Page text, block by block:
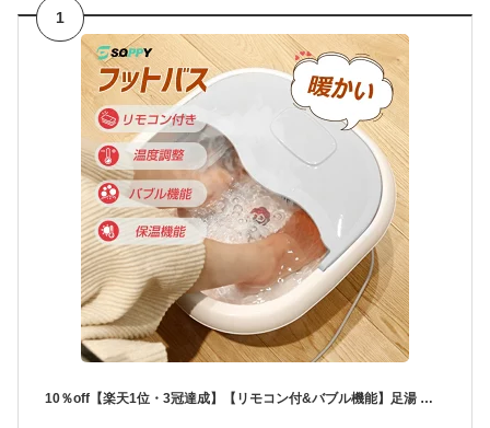
1
10％off【楽天1位・3冠達成】【リモコン付&バブル機能】足湯 フットバス 折りたたみ 定温加熱 温度調節 保温 遠赤外線 4L 足湯器 折り畳み フットバスボウル ローラー付き PSE認証 足湯 バケツ 収納便利 フットケア あし湯 湯おけ 足温器 足浴器 自宅電気 足冷対策プレゼント